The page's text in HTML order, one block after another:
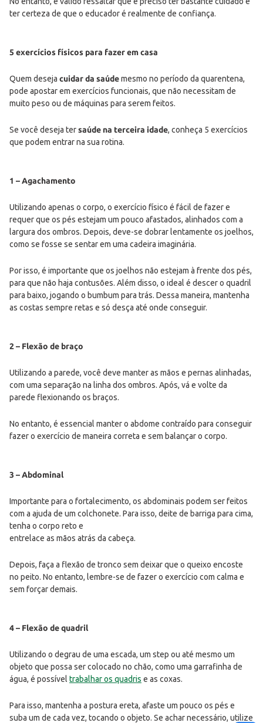
ter certeza de que o educador é realmente de confiança.
5 exercícios físicos para fazer em casa
Quem deseja cuidar da saúdemesmo no período da quarentena,
pode apostar em exercícios funcionais, que não necessitam de
muito peso ou de máquinas para serem feitos.
Se você deseja tersaúde na terceira idade, conheça 5 exercícios
que podem entrar na sua rotina.
1 – Agachamento
Utilizando apenas o corpo, o exercício físico é fácil de fazer e
requer que os pés estejam um pouco afastados, alinhados com a
largura dos ombros. Depois, deve-se dobrar lentamente os joelhos,
como se fosse se sentar em uma cadeira imaginária.
Por isso, é importante que os joelhos não estejam à frente dos pés,
para que não haja contusões. Além disso, o ideal é descer o quadril
para baixo, jogando o bumbum para trás. Dessa maneira, mantenha
as costas sempre retas e só desça até onde conseguir.
2 – Flexão de braço
Utilizando a parede, você deve manter as mãos e pernas alinhadas,
com uma separação na linha dos ombros. Após, vá e volte da
parede flexionando os braços.
No entanto, é essencial manter o abdome contraído para conseguir
fazer o exercício de maneira correta e sem balançar o corpo.
3 – Abdominal
Importante para o fortalecimento, os abdominais podem ser feitos
com a ajuda de um colchonete. Para isso, deite de barriga para cima,
tenha o corpo reto e
entrelace as mãos atrás da cabeça.
Depois, faça a flexão de tronco sem deixar que o queixo encoste
no peito. No entanto, lembre-se de fazer o exercício com calma e
sem forçar demais.
4 – Flexão de quadril
Utilizando o degrau de uma escada, um step ou até mesmo um
objeto que possa ser colocado no chão, como uma garrafinha de
água, é possível trabalhar os quadris e as coxas.
Para isso, mantenha a postura ereta, afaste um pouco os pés e
suba um de cada vez, tocando o objeto. Se achar necessário, utilize